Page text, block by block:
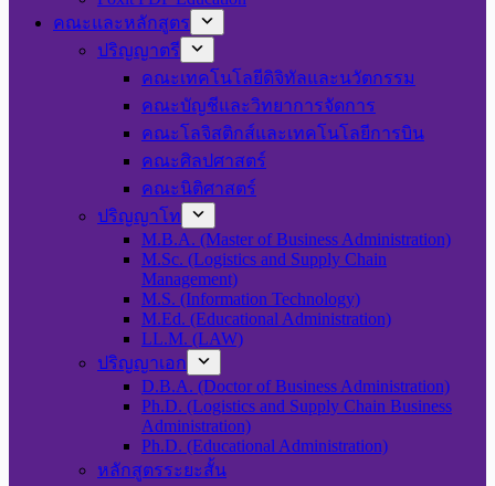
คณะและหลักสูตร
ปริญญาตรี
คณะเทคโนโลยีดิจิทัลและนวัตกรรม
คณะบัญชีและวิทยาการจัดการ
คณะโลจิสติกส์และเทคโนโลยีการบิน
คณะศิลปศาสตร์
คณะนิติศาสตร์
ปริญญาโท
M.B.A. (Master of Business Administration)
M.Sc. (Logistics and Supply Chain
Management)
M.S. (Information Technology)
M.Ed. (Educational Administration)
LL.M. (LAW)
ปริญญาเอก
D.B.A. (Doctor of Business Administration)
Ph.D. (Logistics and Supply Chain Business
Administration)
Ph.D. (Educational Administration)
หลักสูตรระยะสั้น